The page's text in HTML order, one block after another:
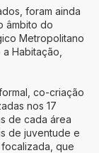
foram ainda
âmbito do
Metropolitano
Habitação,
co-criação
nos 17
de cada área
de juventude e
que